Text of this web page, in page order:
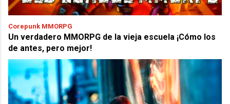
Corepunk MMORPG
Un verdadero MMORPG de la vieja escuela ¡Cómo los
de antes, pero mejor!